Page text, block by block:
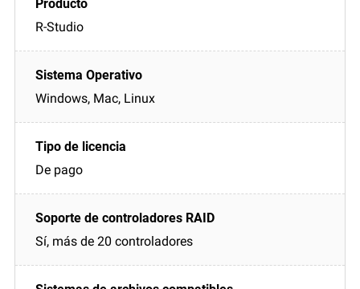
R-Studio
Windows, Mac, Linux
De pago
Sí, más de 20 controladores